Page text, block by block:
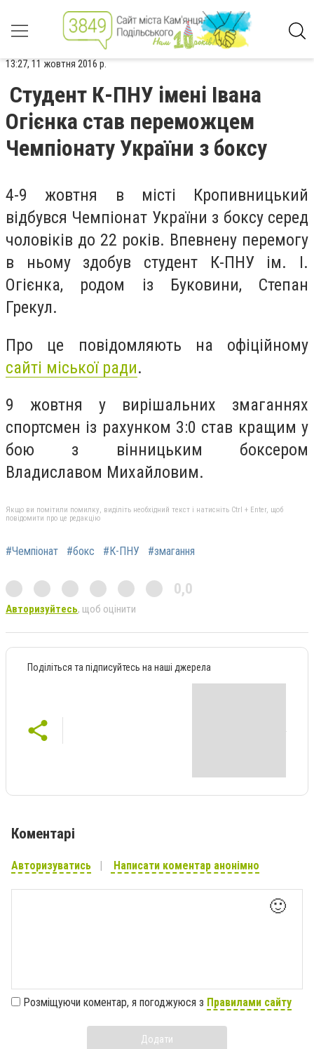
13:27, 11 жовтня 2016 р.
Студент К-ПНУ імені Івана
Огієнка став переможцем
Чемпіонату України з боксу
4-9 жовтня в місті Кропивницький
відбувся Чемпіонат України з боксу серед
чоловіків до 22 років. Впевнену перемогу
в ньому здобув студент К-ПНУ ім. І.
Огієнка, родом із Буковини, Степан
Грекул.
Про це повідомляють на офіційному
сайті міської ради.
9 жовтня у вирішальних змаганнях
спортсмен із рахунком 3:0 став кращим у
бою з вінницьким боксером
Владиславом Михайловим.
Якщо ви помітили помилку, виділіть необхідний текст і натисніть Ctrl + Enter, щоб
повідомити про це редакцію
#Чемпіонат #бокс #К-ПНУ #змагання
0,0
Авторизуйтесь, щоб оцінити
Поділіться та підписуйтесь на наші джерела
Коментарі
Авторизуватись Написати коментар анонімно
🙂
Розміщуючи коментар, я погоджуюся з Правилами сайту
Додати